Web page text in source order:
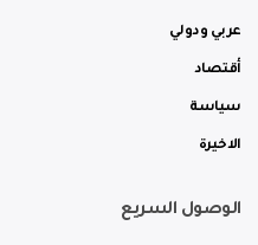
عربي ودولي
أقتصاد
سياسة
الاخيرة
الوصول السريع